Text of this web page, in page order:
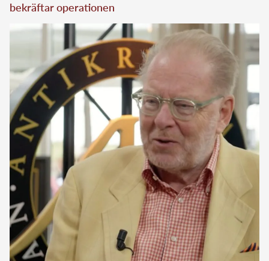
bekräftar operationen